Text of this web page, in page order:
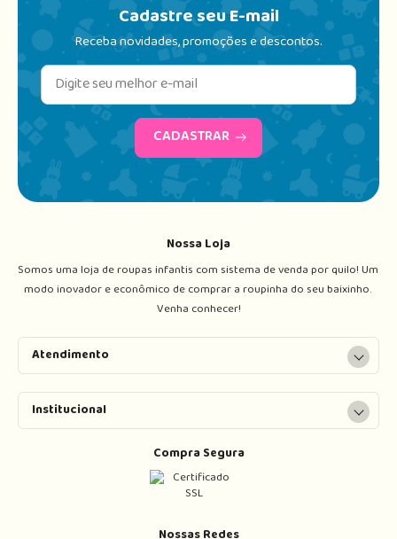
Cadastre seu E-mail
Receba novidades, promoções e descontos.
CADASTRAR
Nossa Loja
Somos uma loja de roupas infantis com sistema de venda por quilo! Um
modo inovador e econômico de comprar a roupinha do seu baixinho.
Venha conhecer!
Institucional
Compra Segura
Atendimento